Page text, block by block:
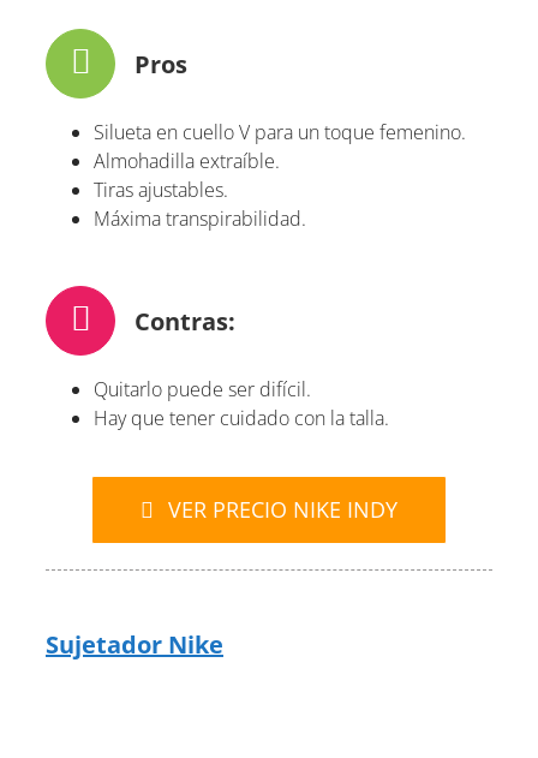
Pros
Silueta en cuello V para un toque femenino.
Almohadilla extraíble.
Tiras ajustables.
Máxima transpirabilidad.
Contras:
Quitarlo puede ser difícil.
Hay que tener cuidado con la talla.
VER PRECIO NIKE INDY
Sujetador Nike